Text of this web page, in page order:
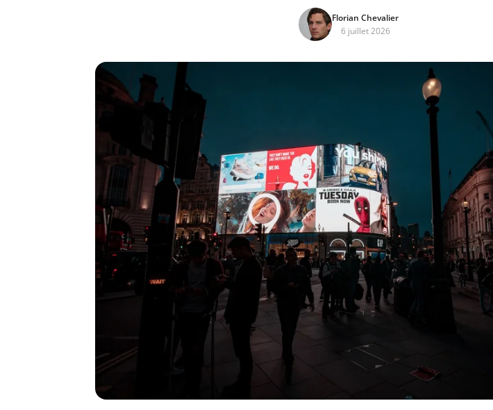
Florian Chevalier
6 juillet 2026